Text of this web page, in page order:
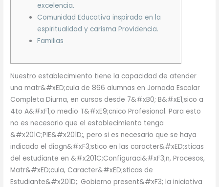
excelencia.
Comunidad Educativa inspirada en la
espiritualidad y carisma Providencia.
Familias
Nuestro establecimiento tiene la capacidad de atender
una matr&#xED;cula de 866 alumnas en Jornada Escolar
Completa Diurna, en cursos desde 7&#xB0; B&#xE1;sico a
4to A&#xF1;o medio T&#xE9;cnico Profesional. Para esto
no es necesario que el establecimiento tenga
&#x201C;PIE&#x201D;, pero si es necesario que se haya
indicado el diagn&#xF3;stico en las caracter&#xED;sticas
del estudiante en &#x201C;Configuraci&#xF3;n, Procesos,
Matr&#xED;cula, Caracter&#xED;sticas de
Estudiante&#x201D;. Gobierno present&#xF3; la iniciativa